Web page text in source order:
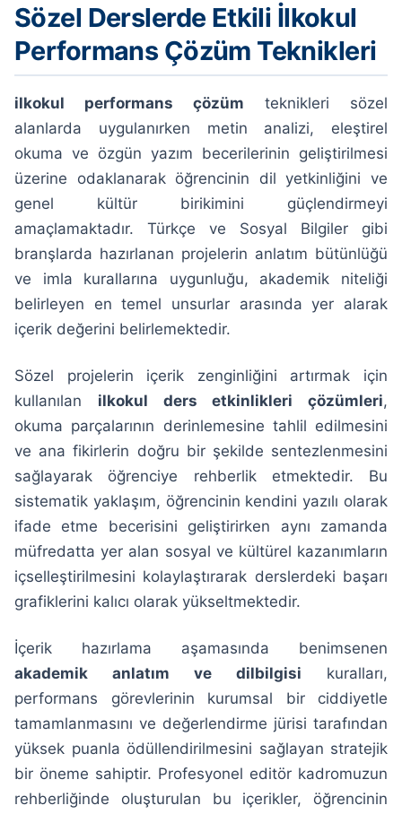
Sözel Derslerde Etkili İlkokul
Performans Çözüm Teknikleri
ilkokul performans çözüm teknikleri sözel
alanlarda uygulanırken metin analizi, eleştirel
okuma ve özgün yazım becerilerinin geliştirilmesi
üzerine odaklanarak öğrencinin dil yetkinliğini ve
genel kültür birikimini güçlendirmeyi
amaçlamaktadır. Türkçe ve Sosyal Bilgiler gibi
branşlarda hazırlanan projelerin anlatım bütünlüğü
ve imla kurallarına uygunluğu, akademik niteliği
belirleyen en temel unsurlar arasında yer alarak
içerik değerini belirlemektedir.
Sözel projelerin içerik zenginliğini artırmak için
kullanılan ilkokul ders etkinlikleri çözümleri,
okuma parçalarının derinlemesine tahlil edilmesini
ve ana fikirlerin doğru bir şekilde sentezlenmesini
sağlayarak öğrenciye rehberlik etmektedir. Bu
sistematik yaklaşım, öğrencinin kendini yazılı olarak
ifade etme becerisini geliştirirken aynı zamanda
müfredatta yer alan sosyal ve kültürel kazanımların
içselleştirilmesini kolaylaştırarak derslerdeki başarı
grafiklerini kalıcı olarak yükseltmektedir.
İçerik hazırlama aşamasında benimsenen
akademik anlatım ve dilbilgisi kuralları,
performans görevlerinin kurumsal bir ciddiyetle
tamamlanmasını ve değerlendirme jürisi tarafından
yüksek puanla ödüllendirilmesini sağlayan stratejik
bir öneme sahiptir. Profesyonel editör kadromuzun
rehberliğinde oluşturulan bu içerikler, öğrencinin